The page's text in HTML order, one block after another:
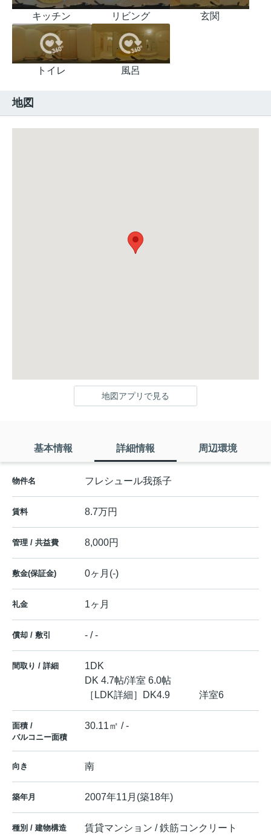
キッチン リビング 玄関
トイレ 風呂
地図
地図アプリで見る
基本情報 詳細情報 周辺環境
物件名 フレシュール我孫子
賃料 8.7万円
管理 / 共益費 8,000円
敷金(保証金) 0ヶ月(-)
礼金 1ヶ月
償却 / 敷引 - / -
間取り / 詳細
1DK
DK 4.7帖/洋室 6.0帖
［LDK詳細］DK4.9 洋室6
面積 /
バルコニー面積
30.11㎡ / -
向き 南
築年月 2007年11月(築18年)
種別 / 建物構造 賃貸マンション / 鉄筋コンクリート